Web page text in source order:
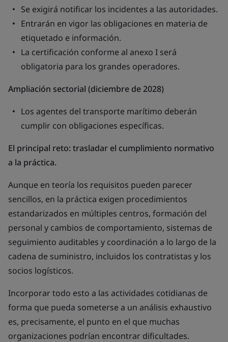
Se exigirá notificar los incidentes a las autoridades.
Entrarán en vigor las obligaciones en materia de
etiquetado e información.
La certificación conforme al anexo I será
obligatoria para los grandes operadores.
Ampliación sectorial (diciembre de 2028)
Los agentes del transporte marítimo deberán
cumplir con obligaciones específicas.
El principal reto: trasladar el cumplimiento normativo
a la práctica.
Aunque en teoría los requisitos pueden parecer
sencillos, en la práctica exigen procedimientos
estandarizados en múltiples centros, formación del
personal y cambios de comportamiento, sistemas de
seguimiento auditables y coordinación a lo largo de la
cadena de suministro, incluidos los contratistas y los
socios logísticos.
Incorporar todo esto a las actividades cotidianas de
forma que pueda someterse a un análisis exhaustivo
es, precisamente, el punto en el que muchas
organizaciones podrían encontrar dificultades.